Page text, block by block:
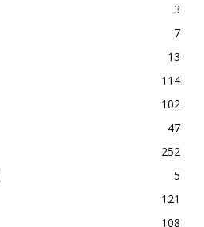
3
7
13
114
102
47
252
5
121
108